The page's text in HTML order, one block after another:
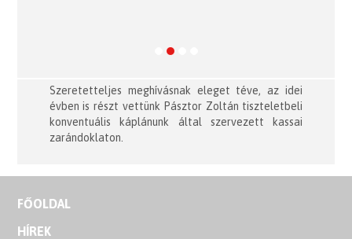
Szeretetteljes meghívásnak eleget téve, az idei
évben is részt vettünk Pásztor Zoltán tiszteletbeli
konventuális káplánunk által szervezett kassai
zarándoklaton.
FŐOLDAL
HÍREK